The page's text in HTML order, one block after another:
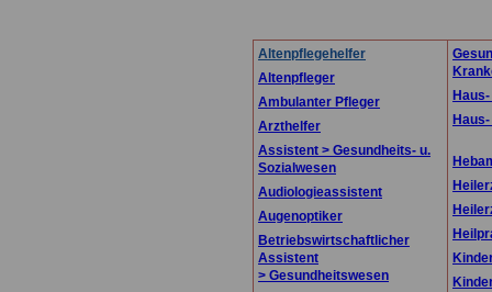
Altenpflegehelfer
Altenpfleger
Ambulanter Pfleger
Arzthelfer
Assistent > Gesundheits- u.
Sozialwesen
Audiologieassistent
Augenoptiker
Betriebswirtschaftlicher
Assistent
> Gesundheitswesen